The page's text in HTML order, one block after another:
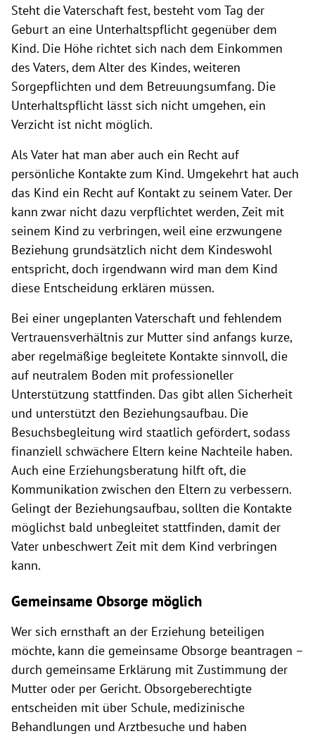
Steht die Vaterschaft fest, besteht vom Tag der
Geburt an eine Unterhaltspflicht gegenüber dem
Kind. Die Höhe richtet sich nach dem Einkommen
des Vaters, dem Alter des Kindes, weiteren
Sorgepflichten und dem Betreuungsumfang. Die
Unterhaltspflicht lässt sich nicht umgehen, ein
Verzicht ist nicht möglich.
Als Vater hat man aber auch ein Recht auf
persönliche Kontakte zum Kind. Umgekehrt hat auch
das Kind ein Recht auf Kontakt zu seinem Vater. Der
kann zwar nicht dazu verpflichtet werden, Zeit mit
seinem Kind zu verbringen, weil eine erzwungene
Beziehung grundsätzlich nicht dem Kindeswohl
entspricht, doch irgendwann wird man dem Kind
diese Entscheidung erklären müssen.
Bei einer ungeplanten Vaterschaft und fehlendem
Vertrauensverhältnis zur Mutter sind anfangs kurze,
aber regelmäßige begleitete Kontakte sinnvoll, die
auf neutralem Boden mit professioneller
Unterstützung stattfinden. Das gibt allen Sicherheit
und unterstützt den Beziehungsaufbau. Die
Besuchsbegleitung wird staatlich gefördert, sodass
finanziell schwächere Eltern keine Nachteile haben.
Auch eine Erziehungsberatung hilft oft, die
Kommunikation zwischen den Eltern zu verbessern.
Gelingt der Beziehungsaufbau, sollten die Kontakte
möglichst bald unbegleitet stattfinden, damit der
Vater unbeschwert Zeit mit dem Kind verbringen
kann.
Gemeinsame Obsorge möglich
Wer sich ernsthaft an der Erziehung beteiligen
möchte, kann die gemeinsame Obsorge beantragen –
durch gemeinsame Erklärung mit Zustimmung der
Mutter oder per Gericht. Obsorgeberechtigte
entscheiden mit über Schule, medizinische
Behandlungen und Arztbesuche und haben